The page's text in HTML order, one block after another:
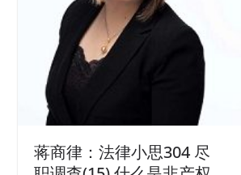
蒋商律：法律小思304 尽